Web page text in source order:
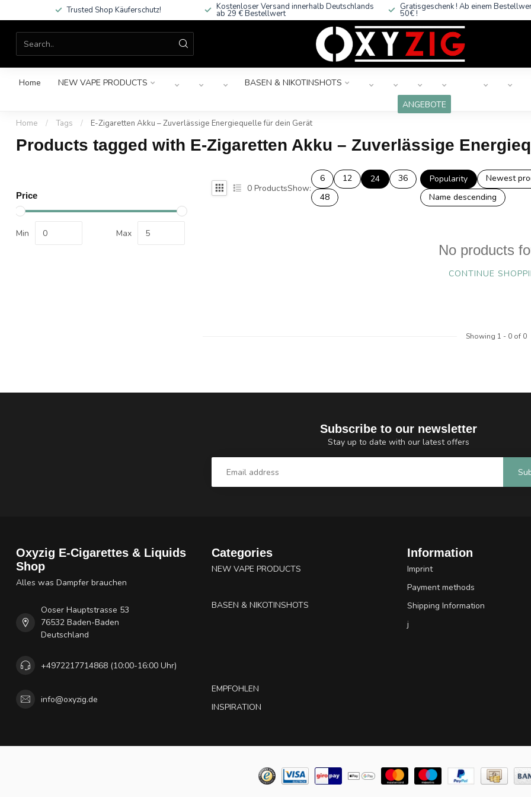
Trusted Shop Käuferschutz! Kostenloser Versand innerhalb Deutschlands
ab 29 € Bestellwert
Gratisgeschenk ! Ab einem
50€ !
Home NEW VAPE PRODUCTS BASEN & NIKOTINSHOTS
ANGEBOTE
Home / Tags / E-Zigaretten Akku – Zuverlässige Energiequelle für dein Gerät
Products tagged with E-Zigaretten Akku – Zuverlässige
Price
Min Max
0 ProductsShow:
6 12 24
36
48
Popularity Newest
Name descending
No products
CONTINUE
Showing 1 - 0of 0
Subscribe to our newsletter
Stay up to date with our latest offers
Oxyzig E-Cigarettes & Liquids
Shop
Alles was Dampfer brauchen
Ooser Hauptstrasse 53
76532 Baden-Baden
Deutschland
+4972217714868 (10:00-16:00 Uhr)
info@oxyzig.de
Categories
NEW VAPE PRODUCTS
BASEN & NIKOTINSHOTS
EMPFOHLEN
INSPIRATION
Information
Imprint
Payment methods
Shipping Information
j